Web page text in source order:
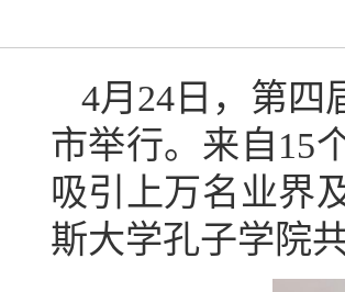
4月 24日， 第四
市举行。来自 15
吸引上万名业界
斯大学孔子学院